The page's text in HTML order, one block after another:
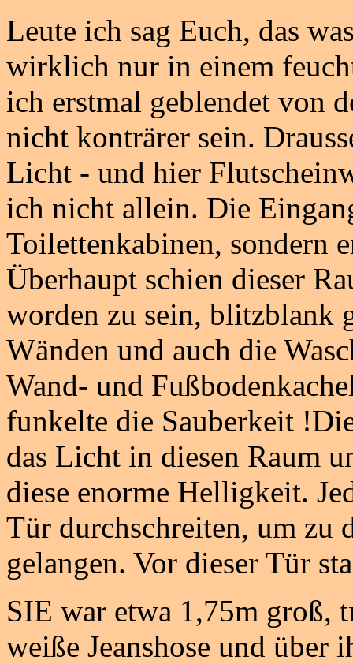
Leute ich sag Euch, das
wirklich nur in einem
ich erstmal geblendet von
nicht konträrer sein.
Licht - und hier
ich nicht allein. Die
Toilettenkabinen, sondern
Überhaupt schien dieser
worden zu sein, blitzblank
Wänden und auch die
Wand- und
funkelte die Sauberkeit
das Licht in diesen Raum
diese enorme Helligkeit.
Tür durchschreiten, um zu
gelangen. Vor dieser Tür
SIE war etwa 1,75m groß,
weiße Jeanshose und über